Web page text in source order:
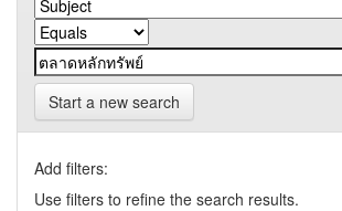
Start a new search
Add filters:
Use filters to refine the search results.